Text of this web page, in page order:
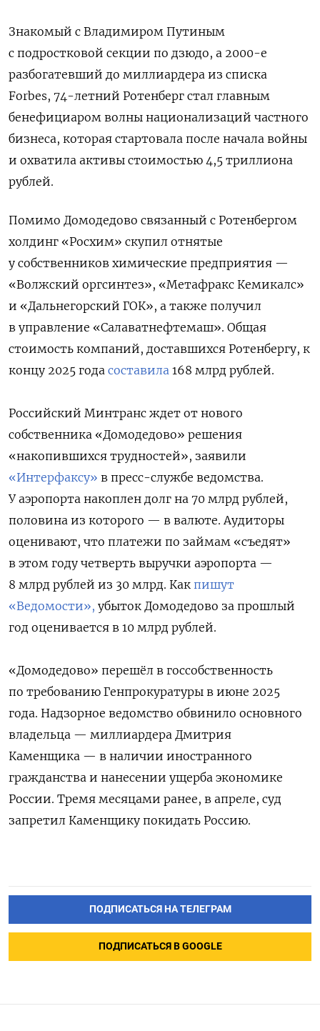
Знакомый с Владимиром Путиным
с подростковой секции по дзюдо, а 2000-е
разбогатевший до миллиардера из списка
Forbes, 74-летний Ротенберг стал главным
бенефициаром волны национализаций частного
бизнеса, которая стартовала после начала войны
и охватила активы стоимостью 4,5 триллиона
рублей.
Помимо Домодедово связанный с Ротенбергом
холдинг «Росхим» скупил отнятые
у собственников химические предприятия —
«Волжский оргсинтез», «Метафракс Кемикалс»
и «Дальнегорский ГОК», а также получил
в управление «Салаватнефтемаш». Общая
стоимость компаний, доставшихся Ротенбергу, к
концу 2025 года составила 168 млрд рублей.
Российский Минтранс ждет от нового
собственника «Домодедово» решения
«накопившихся трудностей», заявили
«Интерфаксу» в пресс-службе ведомства.
У аэропорта накоплен долг на 70 млрд рублей,
половина из которого — в валюте. Аудиторы
оценивают, что платежи по займам «съедят»
в этом году четверть выручки аэропорта —
8 млрд рублей из 30 млрд. Как пишут
«Ведомости», убыток Домодедово за прошлый
год оценивается в 10 млрд рублей.
«Домодедово» перешёл в госсобственность
по требованию Генпрокуратуры в июне 2025
года. Надзорное ведомство обвинило основного
владельца — миллиардера Дмитрия
Каменщика — в наличии иностранного
гражданства и нанесении ущерба экономике
России. Тремя месяцами ранее, в апреле, суд
запретил Каменщику покидать Россию.
ПОДПИСАТЬСЯ НА ТЕЛЕГРАМ
ПОДПИСАТЬСЯ В GOOGLE